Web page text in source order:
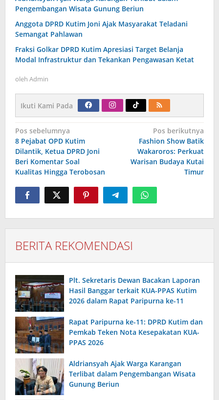
Pengembangan Wisata Gunung Beriun
Anggota DPRD Kutim Joni Ajak Masyarakat Teladani
Semangat Pahlawan
Fraksi Golkar DPRD Kutim Apresiasi Target Belanja
Modal Infrastruktur dan Tekankan Pengawasan Ketat
oleh Admin
Ikuti Kami Pada
Navigasi
pos
Pos sebelumnya
8 Pejabat OPD Kutim
Dilantik, Ketua DPRD Joni
Beri Komentar Soal
Kualitas Hingga Terobosan
Pos berikutnya
Fashion Show Batik
Wakaroros: Perkuat
Warisan Budaya Kutai
Timur
BERITA REKOMENDASI
Plt. Sekretaris Dewan Bacakan Laporan
Hasil Banggar terkait KUA-PPAS Kutim
2026 dalam Rapat Paripurna ke-11
Rapat Paripurna ke-11: DPRD Kutim dan
Pemkab Teken Nota Kesepakatan KUA-
PPAS 2026
Aldriansyah Ajak Warga Karangan
Terlibat dalam Pengembangan Wisata
Gunung Beriun